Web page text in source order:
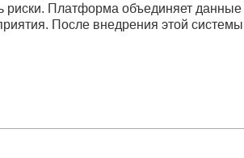
риски. Платформа объединяет
После внедрения этой